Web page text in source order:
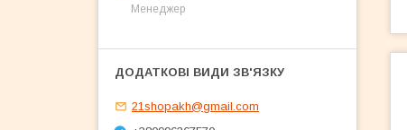
Менеджер
21shopakh@gmail.com